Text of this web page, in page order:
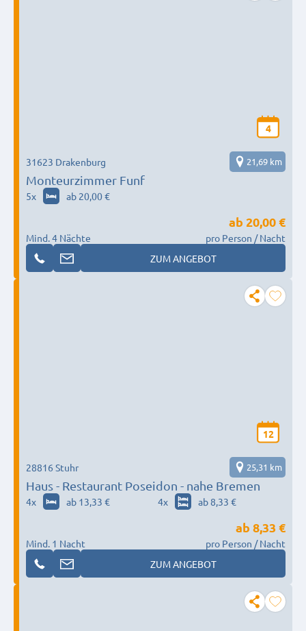
4
Monteurzimmer Funf
31623 Drakenburg 21,69 km
5x ab 20,00 €
Mind. 4 Nächte
ab 20,00 €
pro Person / Nacht
ZUM ANGEBOT
12
Haus - Restaurant Poseidon - nahe Bremen
28816 Stuhr 25,31 km
4x ab 13,33 € 4x ab 8,33 €
Mind. 1 Nacht
ab 8,33 €
pro Person / Nacht
ZUM ANGEBOT